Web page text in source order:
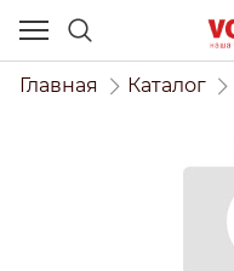
Главная Каталог